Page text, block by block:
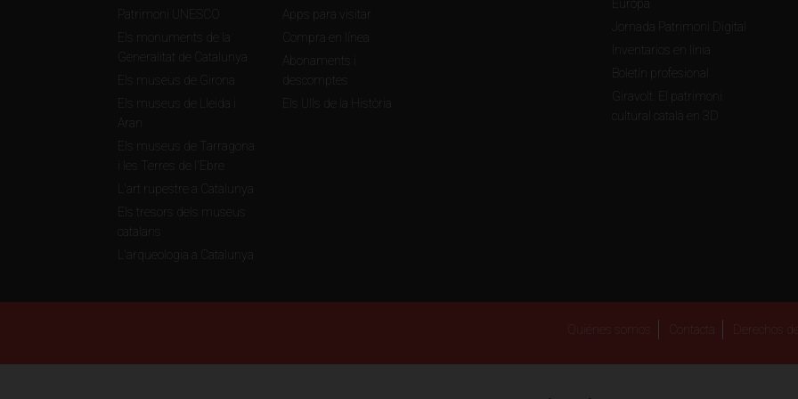
Patrimoni UNESCO
Els monuments de la
Generalitat de Catalunya
Els museus de Girona
Els museus de Lleida i
Aran
Els museus de Tarragona
i les Terres de l'Ebre
L'art rupestre a Catalunya
Els tresors dels museus
catalans
L'arqueologia a Catalunya
Apps para visitar
Compra en línea
Abonaments i
descomptes
Els Ulls de la Història
Europa
Jornada Patrimoni Digital
Inventarios en línia
Boletín profesional
Giravolt. El patrimoni
cultural català en 3D
Quiénes somos Contacta Derechos